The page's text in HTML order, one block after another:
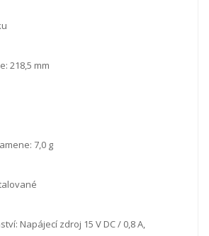
218,5 mm
7,0 g
Napájecí zdroj 15 V DC / 0,8 A,